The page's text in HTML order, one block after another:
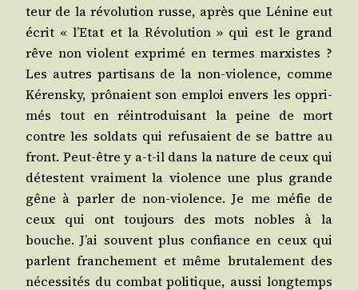
teur de la révo­lu­tion russe, après que Lénine eut
écrit « l’Etat et la Révo­lu­tion » qui est le grand
rêve non violent expri­mé en termes mar­xistes ?
Les autres par­ti­sans de la non-vio­lence, comme
Kérens­ky, prô­naient son emploi envers les oppri­
més tout en réin­tro­dui­sant la peine de mort
contre les sol­dats qui refu­saient de se battre au
front. Peut-être y a‑t-il dans la nature de ceux qui
détestent vrai­ment la vio­lence une plus grande
gêne à par­ler de non-vio­lence. Je me méfie de
ceux qui ont tou­jours des mots nobles à la
bouche. J’ai sou­vent plus confiance en ceux qui
parlent fran­che­ment et même bru­ta­le­ment des
néces­si­tés du com­bat poli­tique, aus­si long­temps